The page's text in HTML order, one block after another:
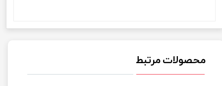
محصولات مرتبط